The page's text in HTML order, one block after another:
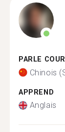
PARLE
Chinois
APPREND
Anglais